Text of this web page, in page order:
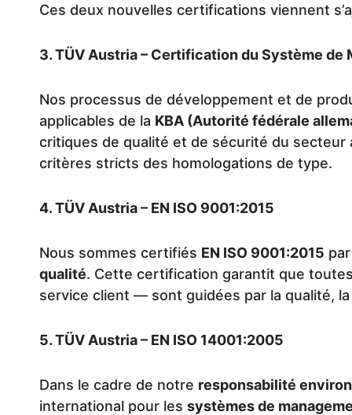
Ces deux nouvelles certifications viennent
3. TÜV Austria – Certification du Système
Nos processus de développement et de
applicables de la KBA (Autorité fédérale
critiques de qualité et de sécurité du
critères stricts des homologations de type.
4. TÜV Austria – EN ISO 9001:2015
Nous sommes certifiés EN ISO 9001:2015
qualité. Cette certification garantit que
service client — sont guidées par la qualité,
5. TÜV Austria – EN ISO 14001:2005
Dans le cadre de notre responsabilité
international pour les systèmes de